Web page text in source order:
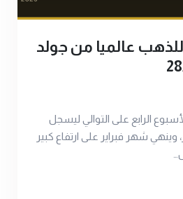
للذهب عالميا من جولد
الرابع على التوالي ليسجل
شهر فبراير على ارتفاع كبير